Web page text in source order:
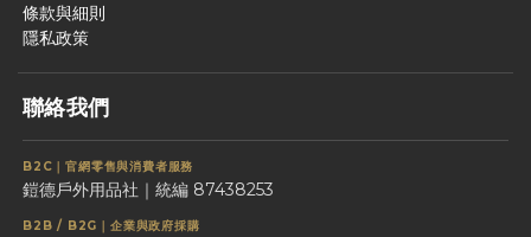
條款與細則
隱私政策
聯絡我們
B2C｜官網零售與消費者服務
鎧德戶外用品社｜統編 87438253
B2B / B2G｜企業與政府採購